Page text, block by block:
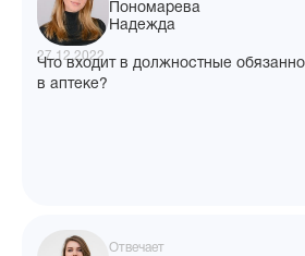
Пономарева
Надежда
27.12.2022
Что входит в должностные
в аптеке?
Отвечает